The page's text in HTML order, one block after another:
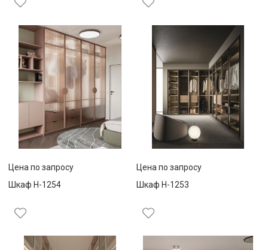
Цена по запросу
Шкаф Н-1254
Цена по запросу
Шкаф Н-1253